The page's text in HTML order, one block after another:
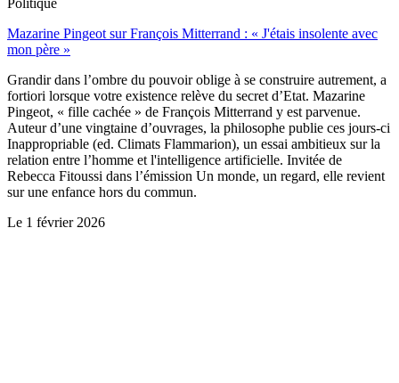
Politique
Mazarine Pingeot sur François Mitterrand : « J'étais insolente avec
mon père »
Grandir dans l’ombre du pouvoir oblige à se construire autrement, a
fortiori lorsque votre existence relève du secret d’Etat. Mazarine
Pingeot, « fille cachée » de François Mitterrand y est parvenue.
Auteur d’une vingtaine d’ouvrages, la philosophe publie ces jours-ci
Inappropriable (ed. Climats Flammarion), un essai ambitieux sur la
relation entre l’homme et l'intelligence artificielle. Invitée de
Rebecca Fitoussi dans l’émission Un monde, un regard, elle revient
sur une enfance hors du commun.
Le 1 février 2026